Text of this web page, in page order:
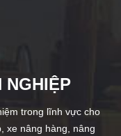
NGHIỆP
trong lĩnh vực cho
xe nâng hàng, nâng